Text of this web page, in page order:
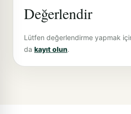
Değerlendir
Lütfen değerlendirme yapmak
da kayıt olun.